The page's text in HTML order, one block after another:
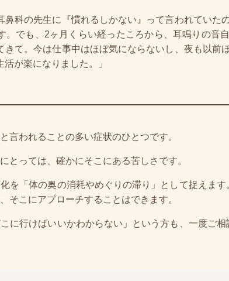
鼻科の先生に『慣れるしかない』って言われていた
。でも、2ヶ月くらい経ったころから、耳鳴りの音
きて。今は仕事中はほぼ気にならないし、夜も以前
が楽になりました。」
言われることの多い症状のひとつです。
とっては、確かにそこにある苦しさです。
を「体の奥の消耗やめぐりの滞り」として捉えま
そこにアプローチすることはできます。
に行けばいいかわからない」という方も、一度ご